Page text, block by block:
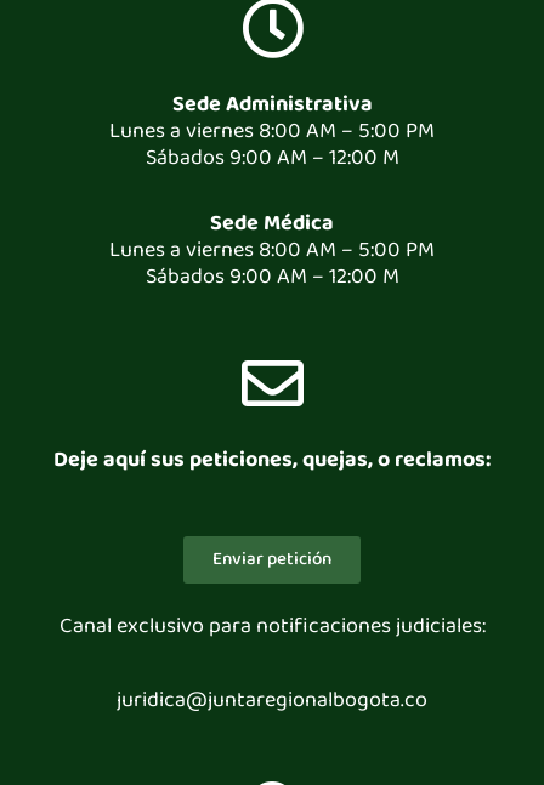
Sede Administrativa
Lunes a viernes 8:00 AM – 5:00 PM
Sábados 9:00 AM – 12:00 M
Sede Médica
Lunes a viernes 8:00 AM – 5:00 PM
Sábados 9:00 AM – 12:00 M
Deje aquí sus peticiones, quejas, o reclamos:
Enviar petición
Canal exclusivo para notificaciones judiciales:
juridica@juntaregionalbogota.co